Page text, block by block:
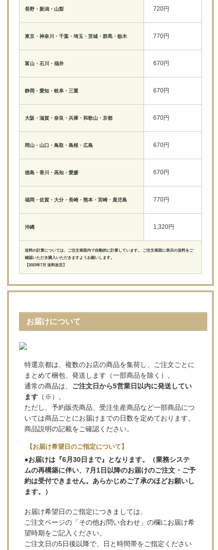
長野・新潟・山梨 720円
東京・神奈川・千葉・埼玉・茨城・群馬・栃木 770円
富山・石川・福井 670円
静岡・愛知・岐阜・三重 670円
大阪・滋賀・奈良・兵庫・和歌山・京都 670円
岡山・山口・鳥取・島根・広島 670円
徳島・香川・高知・愛媛 670円
福岡・佐賀・大分・長崎・熊本・宮崎・鹿児島 770円
沖縄 1,320円
送料の計算については、ご注文画面内で自動的に計算しています。 ご注文画面に表示の送料をご
確認いただき購入いただきますようお願いします。
【2023年7月 送料改定】
お届けについて
特選京都は、複数のお店の商品を集荷し、ご注文ごとに
まとめて梱包、発送します（一部商品を除く）。
通常の商品は、 ご注文日から5営業日以内に発送してい
ます （※）。
ただし、予約販売商品、受注生産商品など一部商品につ
いては商品ごとにお届けまでの日数を定めております。
商品説明の記載をご確認ください。
【お届け希望日のご指定について】
●お届けは『6月30日まで』となります。（業務システ
ムの再構築に伴い、7月1日以降のお届けのご注文・ご予
約は受付できません。あらかじめご了承のほどお願いし
ます。）
お届け希望日のご指定につきましては、
ご注文ページの「その他お問い合わせ」の欄にお届け希
望時期をご記入ください。
ご注文日の5日後以降で、日と時間帯をご指定ください